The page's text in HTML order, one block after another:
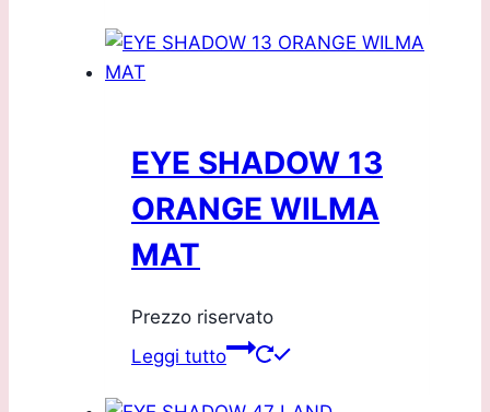
EYE SHADOW 13
ORANGE WILMA
MAT
Prezzo riservato
Leggi tutto